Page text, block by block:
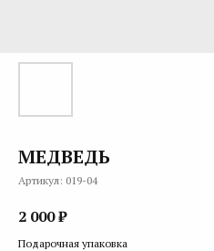
МЕДВЕДЬ
Артикул: 019-04
2 000₽
Подарочная упаковка